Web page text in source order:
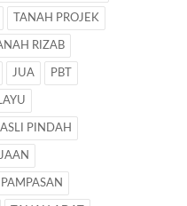
TANAH PROJEK
RIZAB
JUA PBT
ASLI PINDAH
PAMPASAN